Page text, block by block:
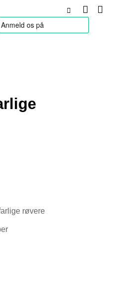
røvere